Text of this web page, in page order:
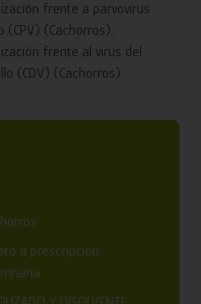
frente a parvovirus
(CPV) (Cachorros),
frente al virus del
(CDV) (Cachorros).
a prescripción